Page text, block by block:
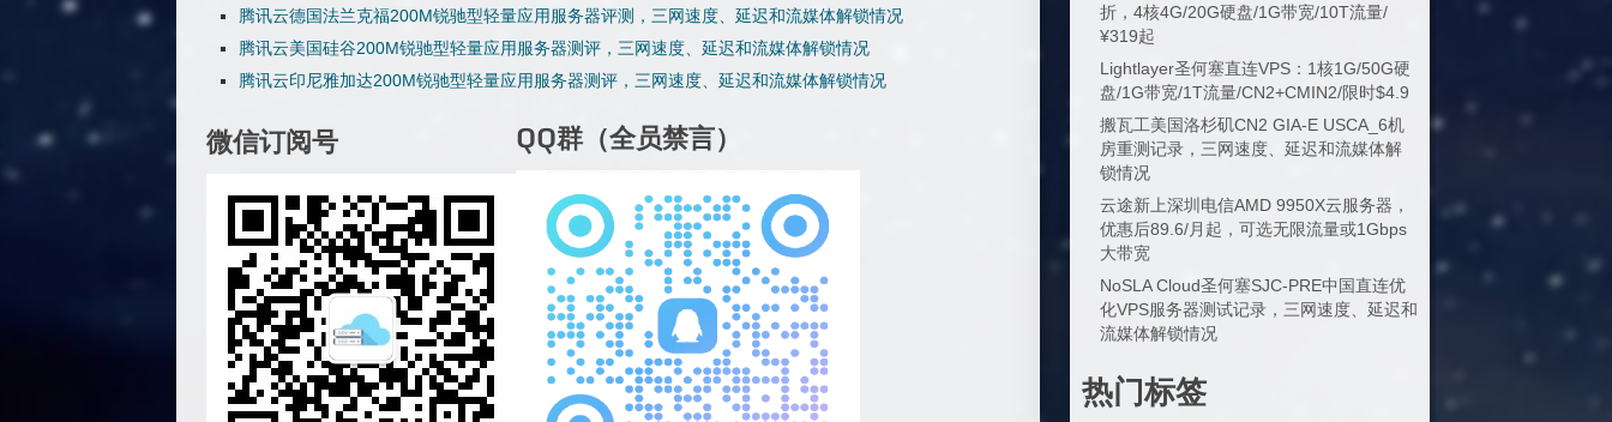
腾讯云德国法兰克福200M锐驰型轻量应用服务器评测，三网速度、延迟和流媒体解锁情况
腾讯云美国硅谷200M锐驰型轻量应用服务器测评，三网速度、延迟和流媒体解锁情况
腾讯云印尼雅加达200M锐驰型轻量应用服务器测评，三网速度、延迟和流媒体解锁情况
微信订阅号 QQ群（全员禁言）
折，4核4G/20G硬盘/1G带宽/10T流量/
¥319起
Lightlayer圣何塞直连VPS：1核1G/50G硬
盘/1G带宽/1T流量/CN2+CMIN2/限时$4.9
搬瓦工美国洛杉矶CN2 GIA-E USCA_6机
房重测记录，三网速度、延迟和流媒体解
锁情况
云途新上深圳电信AMD 9950X云服务器，
优惠后89.6/月起，可选无限流量或1Gbps
大带宽
NoSLA Cloud圣何塞SJC-PRE中国直连优
化VPS服务器测试记录，三网速度、延迟和
流媒体解锁情况
热门标签